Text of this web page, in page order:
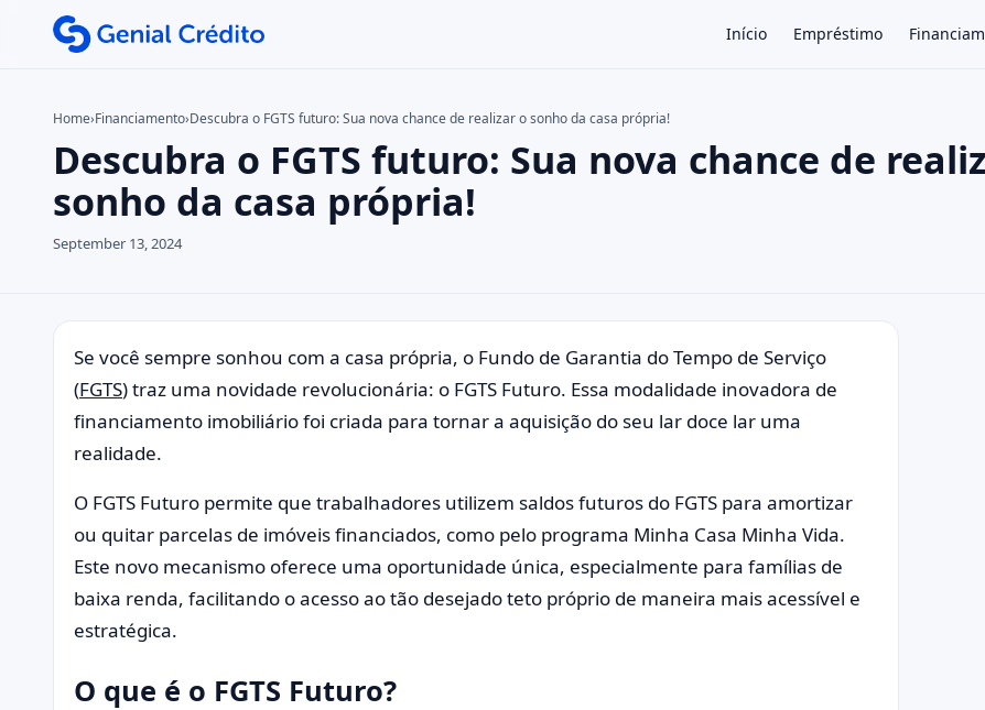
Início Empréstimo
Search the site ×
Search for:
Press Enter to search or ESC to close.
Home›Financiamento›Descubra o FGTS futuro: Sua nova chance de realizar o sonho da casa própria!
Descubra o FGTS futuro: Sua nova chance de
sonho da casa própria!
September 13, 2024
Se você sempre sonhou com a casa própria, o Fundo de Garantia do Tempo de Serviço
(FGTS) traz uma novidade revolucionária: o FGTS Futuro. Essa modalidade inovadora de
financiamento imobiliário foi criada para tornar a aquisição do seu lar doce lar uma
realidade.
O FGTS Futuro permite que trabalhadores utilizem saldos futuros do FGTS para amortizar
ou quitar parcelas de imóveis financiados, como pelo programa Minha Casa Minha Vida.
Este novo mecanismo oferece uma oportunidade única, especialmente para famílias de
baixa renda, facilitando o acesso ao tão desejado teto próprio de maneira mais acessível e
estratégica.
O que é o FGTS Futuro?